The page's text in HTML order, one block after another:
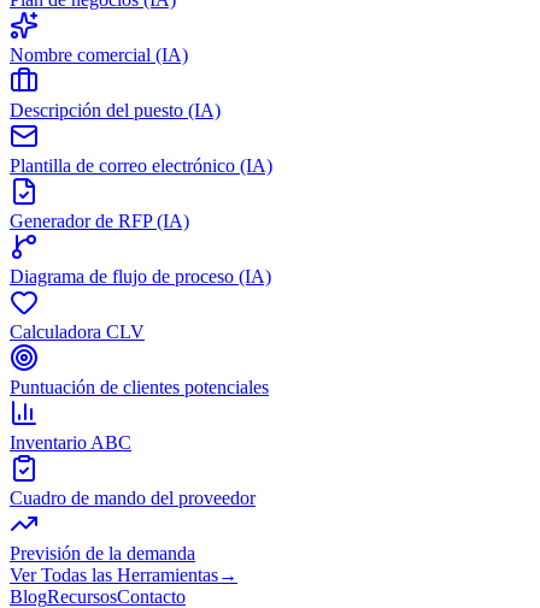
Nombre comercial (IA)
Descripción del puesto (IA)
Plantilla de correo electrónico (IA)
Generador de RFP (IA)
Diagrama de flujo de proceso (IA)
Calculadora CLV
Puntuación de clientes potenciales
Inventario ABC
Cuadro de mando del proveedor
Previsión de la demanda
Ver Todas las Herramientas→
BlogRecursosContacto